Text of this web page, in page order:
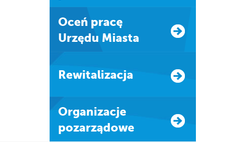
Oceń pracę
Urzędu Miasta
Rewitalizacja
Organizacje
pozarządowe